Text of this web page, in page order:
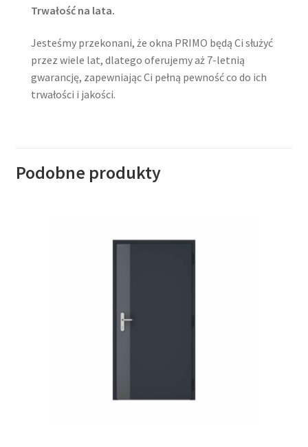
Trwałość na lata.
Jesteśmy przekonani, że okna PRIMO będą Ci służyć
przez wiele lat, dlatego oferujemy aż 7-letnią
gwarancję, zapewniając Ci pełną pewność co do ich
trwałości i jakości.
Podobne produkty